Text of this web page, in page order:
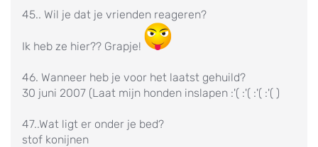
45.. Wil je dat je vrienden reageren?
Ik heb ze hier?? Grapje!
46. Wanneer heb je voor het laatst gehuild?
30 juni 2007 (Laat mijn honden inslapen :'( :'( :'( :'( )
47..Wat ligt er onder je bed?
stof konijnen